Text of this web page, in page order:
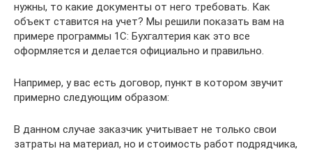
нужны, то какие документы от него требовать. Как
объект ставится на учет? Мы решили показать вам на
примере программы 1С: Бухгалтерия как это все
оформляется и делается официально и правильно.
Например, у вас есть договор, пункт в котором звучит
примерно следующим образом:
В данном случае заказчик учитывает не только свои
затраты на материал, но и стоимость работ подрядчика,